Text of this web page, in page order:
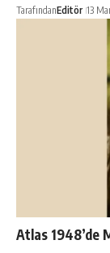
TarafındanEditör 13
Atlas 1948’de